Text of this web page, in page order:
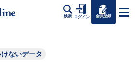
検索 ログイン 会員登録
けないデータ